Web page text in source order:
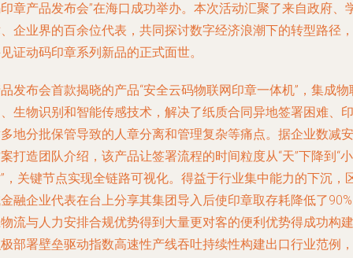
章产品发布会”在海口成功举办。本次活动汇聚了来自政府、
企业界的百余位代表，共同探讨数字经济浪潮下的转型路径，
证动码印章系列新品的正式面世。
发布会首款揭晓的产品“安全云码物联网印章一体机”，集成物
生物识别和智能传感技术，解决了纸质合同异地签署困难、印
地分批保管导致的人章分离和管理复杂等痛点。据企业数减安
打造团队介绍，该产品让签署流程的时间粒度从“天”下降到“小
，关键节点实现全链路可视化。得益于行业集中能力的下沉，
融企业代表在台上分享其集团导入后使印章取存耗降低了
流与人力安排合规优势得到大量更对客的便利优势得成功构建
部署壁垒驱动指数高速性产线吞吐持续性构建出口行业范例，